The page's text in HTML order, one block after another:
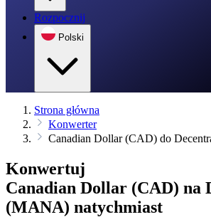
Rozpocznij
Polski
Strona główna
Konwerter
Canadian Dollar (CAD) do
Konwertuj
Canadian Dollar (CAD) na
(MANA) natychmiast